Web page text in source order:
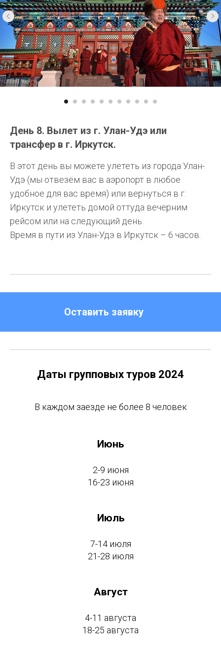
День 8. Вылет из г. Улан-Удэ или
трансфер в г. Иркутск.
В этот день вы можете улететь из города Улан-
Удэ (мы отвезём вас в аэропорт в любое
удобное для вас время) или вернуться в г.
Иркутск и улететь домой оттуда вечерним
рейсом или на следующий день.
Время в пути из Улан-Удэ в Иркутск – 6 часов.
Оставить заявку
Даты групповых туров 2024
В каждом заезде не более 8 человек
Июнь
2-9 июня
16-23 июня
Июль
7-14 июля
21-28 июля
Август
4-11 августа
18-25 августа